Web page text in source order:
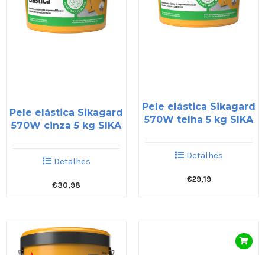
Pele elástica Sikagard
570W cinza 5 kg SIKA
Detalhes
€30,98
Pele elástica Sikagard
570W telha 5 kg SIKA
Detalhes
€29,19